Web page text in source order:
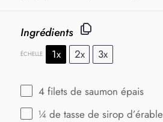
Ingrédients
ÉCHELLE 1x 2x 3x
4 filets de saumon épais
¼ de tasse de sirop d’érable